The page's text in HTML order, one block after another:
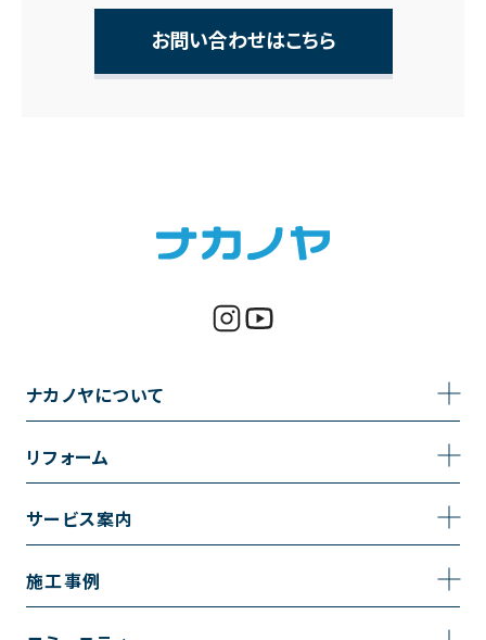
お問い合わせはこちら
ナカノヤについて
事業内容
採用情報
リフォーム
トイレのリフォーム
キッチンのリフォーム
サービス案内
サービスの流れ
施工事例
施工事例一覧